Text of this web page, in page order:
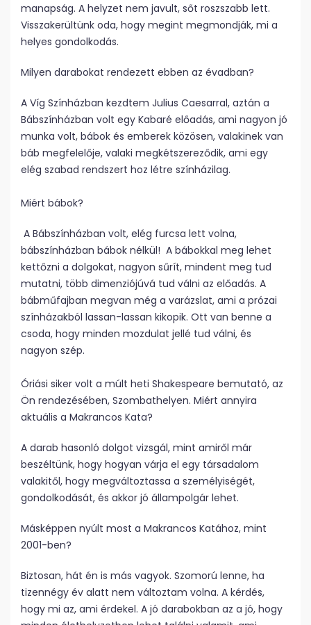
manapság. A helyzet nem javult, sőt roszszabb lett.
Visszakerültünk oda, hogy megint megmondják, mi a
helyes gondolkodás.
Milyen darabokat rendezett ebben az évadban?
A Víg Színházban kezdtem Julius Caesarral, aztán a
Bábszínházban volt egy Kabaré előadás, ami nagyon jó
munka volt, bábok és emberek közösen, valakinek van
báb megfelelője, valaki megkétszereződik, ami egy
elég szabad rendszert hoz létre színházilag.
Miért bábok?
A Bábszínházban volt, elég furcsa lett volna,
bábszínházban bábok nélkül! A bábokkal meg lehet
kettőzni a dolgokat, nagyon sűrít, mindent meg tud
mutatni, több dimenziójúvá tud válni az előadás. A
bábműfajban megvan még a varázslat, ami a prózai
színházakból lassan-lassan kikopik. Ott van benne a
csoda, hogy minden mozdulat jellé tud válni, és
nagyon szép.
Óriási siker volt a múlt heti Shakespeare bemutató, az
Ön rendezésében, Szombathelyen. Miért annyira
aktuális a Makrancos Kata?
A darab hasonló dolgot vizsgál, mint amiről már
beszéltünk, hogy hogyan várja el egy társadalom
valakitől, hogy megváltoztassa a személyiségét,
gondolkodását, és akkor jó állampolgár lehet.
Másképpen nyúlt most a Makrancos Katához, mint
2001-ben?
Biztosan, hát én is más vagyok. Szomorú lenne, ha
tizennégy év alatt nem változtam volna. A kérdés,
hogy mi az, ami érdekel. A jó darabokban az a jó, hogy